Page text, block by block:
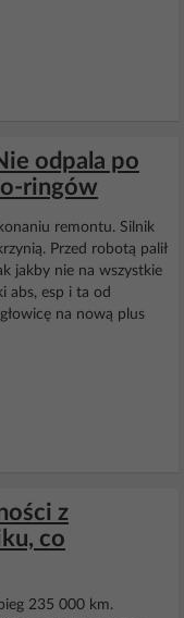
odpala po
ringów
remontu. Silnik
Przed robotą palił
jakby nie na wszystkie
abs, esp i ta od
na nową plus
z
co
235 000 km.